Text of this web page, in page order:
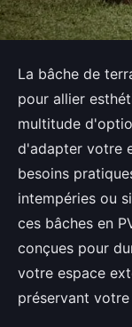
La bâche de
pour allier
multitude
d'adapter votre
besoins
intempéries ou
ces bâches en
conçues pour
votre espace
préservant